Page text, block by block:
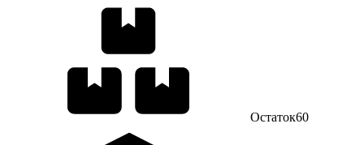
Остаток60